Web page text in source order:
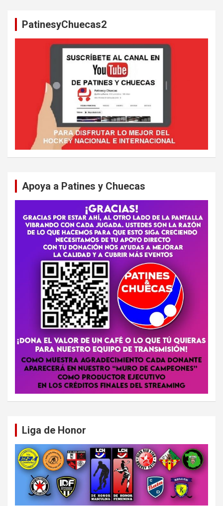
PatinesyChuecas2
Apoya a Patines y Chuecas
Liga de Honor